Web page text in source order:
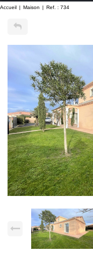
Accueil Maison Ref. : 734